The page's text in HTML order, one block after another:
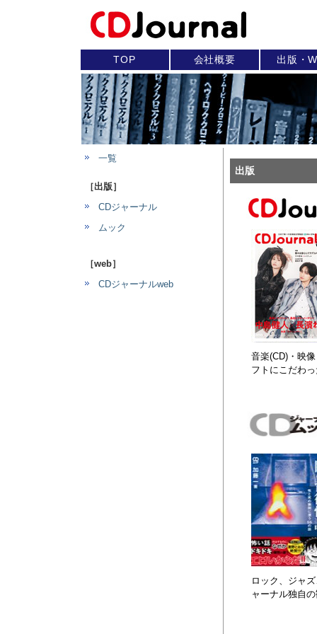
TOP 会社概要 出版・
一覧
［出版］
CDジャーナル
ムック
［web］
CDジャーナルweb
出版
音楽(CD)・映
フトにこだわ
ロック、ジャ
ャーナル独自